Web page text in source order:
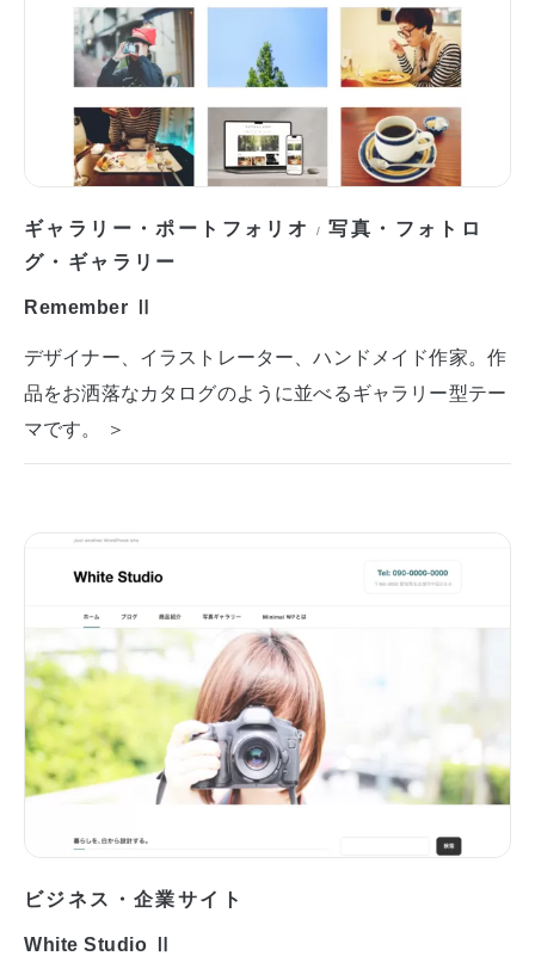
ギャラリー・ポートフォリオ /写真・フォトロ
グ・ギャラリー
Remember Ⅱ
デザイナー、イラストレーター、ハンドメイド作家。作
品をお洒落なカタログのように並べるギャラリー型テー
マです。 ＞
ビジネス・企業サイト
White Studio Ⅱ